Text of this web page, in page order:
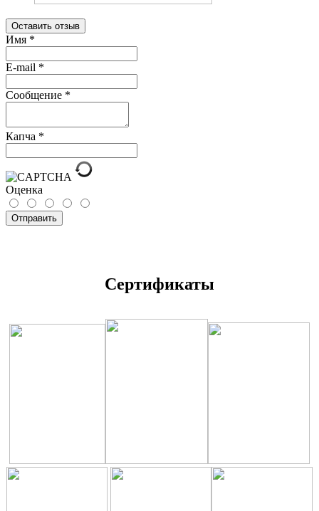
Оставить отзыв
Имя *
E-mail *
Сообщение *
Капча *
Оценка
Отправить
Сертификаты